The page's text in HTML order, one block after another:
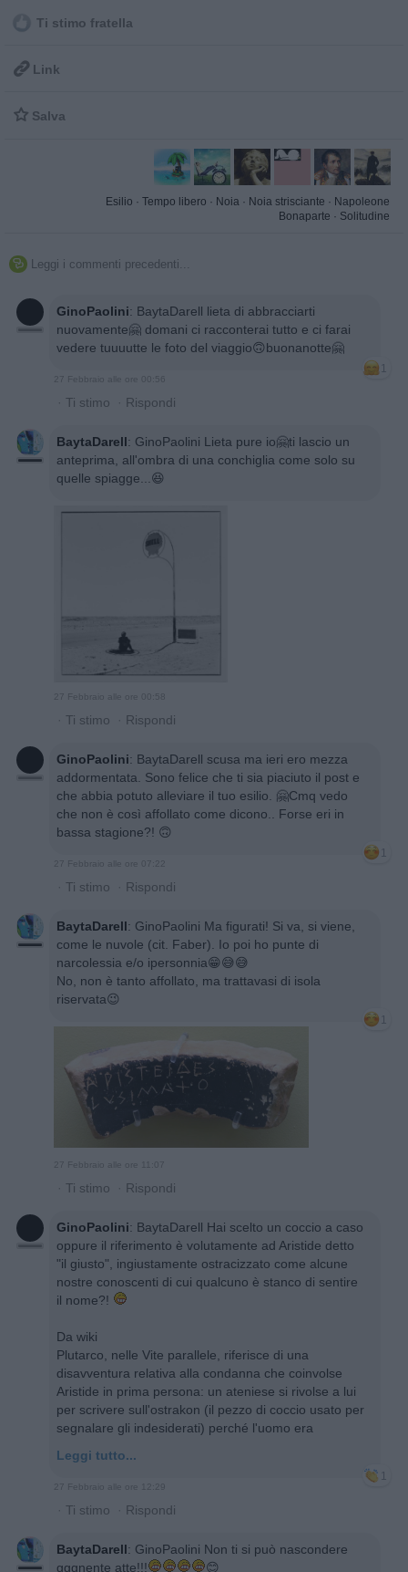
Ti stimo fratella
 Link
 Salva
Esilio · Tempo libero · Noia · Noia strisciante · Napoleone
Bonaparte · Solitudine
 Leggi i commenti precedenti...
GinoPaolini: BaytaDarell lieta di abbracciarti
nuovamente🤗 domani ci racconterai tutto e ci farai
vedere tuuuutte le foto del viaggio🙃buonanotte🤗
1
27 Febbraio alle ore 00:56
· Ti stimo · Rispondi
BaytaDarell: GinoPaolini Lieta pure io🤗ti lascio un
anteprima, all'ombra di una conchiglia come solo su
quelle spiagge...😆
27 Febbraio alle ore 00:58
· Ti stimo · Rispondi
GinoPaolini: BaytaDarell scusa ma ieri ero mezza
addormentata. Sono felice che ti sia piaciuto il post e
che abbia potuto alleviare il tuo esilio. 🤗Cmq vedo
che non è così affollato come dicono.. Forse eri in
bassa stagione?! 🙃
1
27 Febbraio alle ore 07:22
· Ti stimo · Rispondi
BaytaDarell: GinoPaolini Ma figurati! Si va, si viene,
come le nuvole (cit. Faber). Io poi ho punte di
narcolessia e/o ipersonnia😁😅😅
No, non è tanto affollato, ma trattavasi di isola
riservata😉
1
27 Febbraio alle ore 11:07
· Ti stimo · Rispondi
GinoPaolini: BaytaDarell Hai scelto un coccio a caso
oppure il riferimento è volutamente ad Aristide detto
"il giusto", ingiustamente ostracizzato come alcune
nostre conoscenti di cui qualcuno è stanco di sentire
il nome?!
Da wiki
Plutarco, nelle Vite parallele, riferisce di una
disavventura relativa alla condanna che coinvolse
Aristide in prima persona: un ateniese si rivolse a lui
per scrivere sull'ostrakon (il pezzo di coccio usato per
segnalare gli indesiderati) perché l'uomo era
Leggi tutto...
1
27 Febbraio alle ore 12:29
· Ti stimo · Rispondi
BaytaDarell: GinoPaolini Non ti si può nascondere
gggnente atte!!!
😊